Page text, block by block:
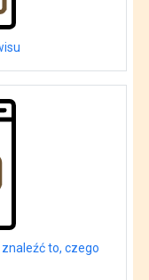
to, czego